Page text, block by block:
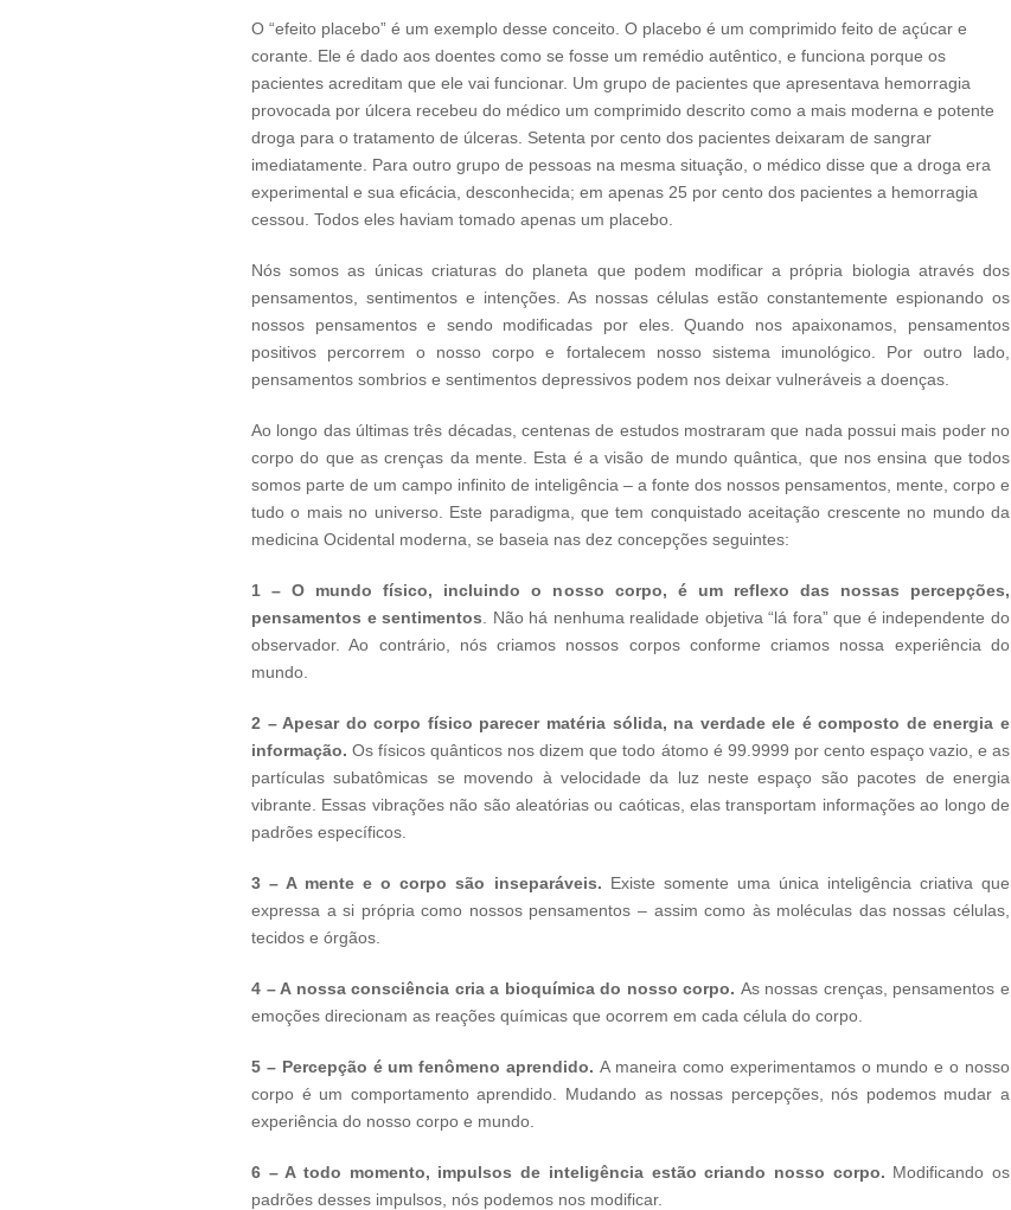
O “efeito placebo” é um exemplo desse conceito. O placebo é um comprimido feito de açúcar e
corante. Ele é dado aos doentes como se fosse um remédio autêntico, e funciona porque os
pacientes acreditam que ele vai funcionar. Um grupo de pacientes que apresentava hemorragia
provocada por úlcera recebeu do médico um comprimido descrito como a mais moderna e potente
droga para o tratamento de úlceras. Setenta por cento dos pacientes deixaram de sangrar
imediatamente. Para outro grupo de pessoas na mesma situação, o médico disse que a droga era
experimental e sua eficácia, desconhecida; em apenas 25 por cento dos pacientes a hemorragia
cessou. Todos eles haviam tomado apenas um placebo.
Nós somos as únicas criaturas do planeta que podem modificar a própria biologia através dos
pensamentos, sentimentos e intenções. As nossas células estão constantemente espionando os
nossos pensamentos e sendo modificadas por eles. Quando nos apaixonamos, pensamentos
positivos percorrem o nosso corpo e fortalecem nosso sistema imunológico. Por outro lado,
pensamentos sombrios e sentimentos depressivos podem nos deixar vulneráveis a doenças.
Ao longo das últimas três décadas, centenas de estudos mostraram que nada possui mais poder no
corpo do que as crenças da mente. Esta é a visão de mundo quântica, que nos ensina que todos
somos parte de um campo infinito de inteligência – a fonte dos nossos pensamentos, mente, corpo e
tudo o mais no universo. Este paradigma, que tem conquistado aceitação crescente no mundo da
medicina Ocidental moderna, se baseia nas dez concepções seguintes:
1 – O mundo físico, incluindo o nosso corpo, é um reflexo das nossas percepções,
pensamentos e sentimentos . Não há nenhuma realidade objetiva “lá fora” que é independente do
observador. Ao contrário, nós criamos nossos corpos conforme criamos nossa experiência do
mundo.
2 – Apesar do corpo físico parecer matéria sólida, na verdade ele é composto de energia e
informação. Os físicos quânticos nos dizem que todo átomo é 99.9999 por cento espaço vazio, e as
partículas subatômicas se movendo à velocidade da luz neste espaço são pacotes de energia
vibrante. Essas vibrações não são aleatórias ou caóticas, elas transportam informações ao longo de
padrões específicos.
3 – A mente e o corpo são inseparáveis. Existe somente uma única inteligência criativa que
expressa a si própria como nossos pensamentos – assim como às moléculas das nossas células,
tecidos e órgãos.
4 – A nossa consciência cria a bioquímica do nosso corpo. As nossas crenças, pensamentos e
emoções direcionam as reações químicas que ocorrem em cada célula do corpo.
5 – Percepção é um fenômeno aprendido. A maneira como experimentamos o mundo e o nosso
corpo é um comportamento aprendido. Mudando as nossas percepções, nós podemos mudar a
experiência do nosso corpo e mundo.
6 – A todo momento, impulsos de inteligência estão criando nosso corpo. Modificando os
padrões desses impulsos, nós podemos nos modificar.